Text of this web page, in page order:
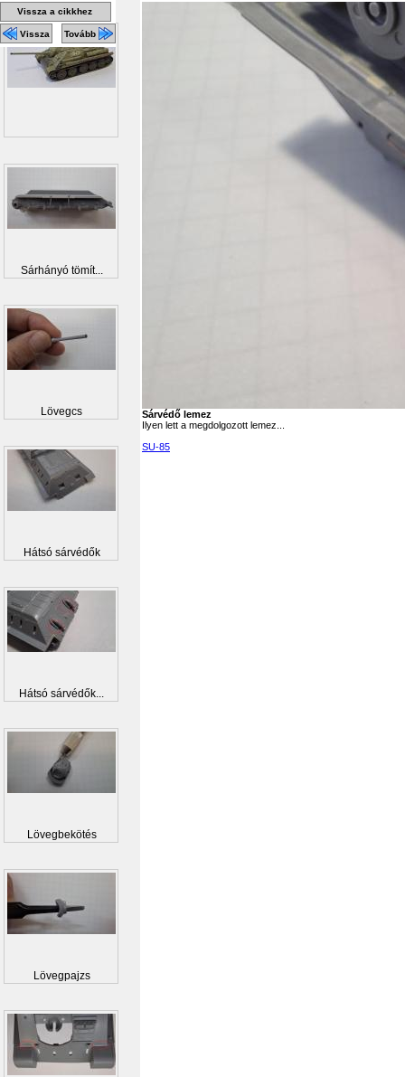
Sárvédő lemez
Ilyen lett a megdolgozott lemez...
SU-85
Vissza a cikkhez
Vissza Tovább
Sárhányó tömít...
Lövegcs
Hátsó sárvédők
Hátsó sárvédők...
Lövegbekötés
Lövegpajzs